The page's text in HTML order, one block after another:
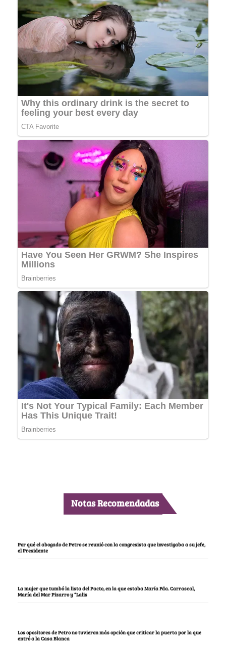
Notas Recomendadas
Por qué el abogado de Petro se reunió con la congresista que investigaba a su jefe,
el Presidente
La mujer que tumbó la lista del Pacto, en la que estaba María Fda. Carrascal,
María del Mar Pizarro y “Lalis
Los opositores de Petro no tuvieron más opción que criticar la puerta por la que
entró a la Casa Blanca